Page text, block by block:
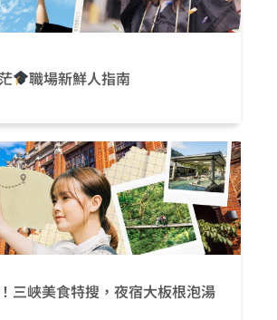
職場新鮮人指南
三峽美食特搜，夜宿大板根泡湯